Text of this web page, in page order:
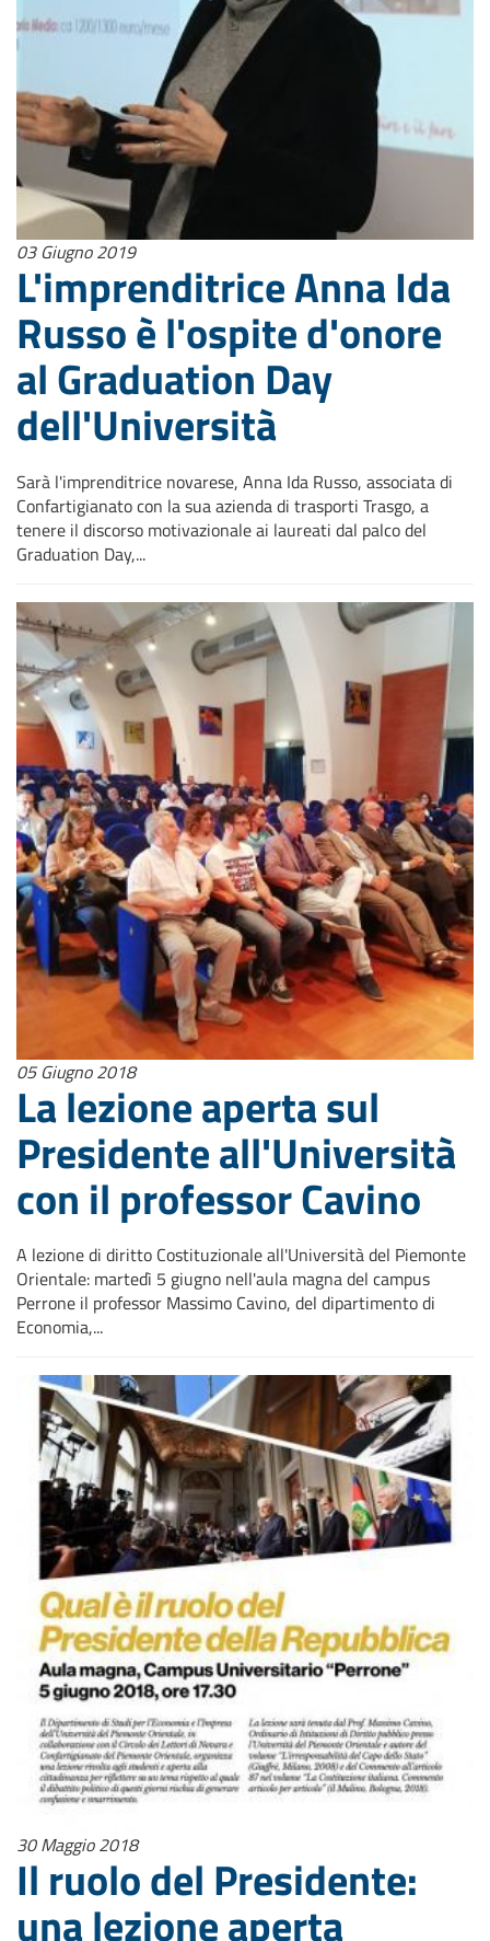
03 Giugno 2019
L'imprenditrice Anna Ida
Russo è l'ospite d'onore
al Graduation Day
dell'Università
Sarà l'imprenditrice novarese, Anna Ida Russo, associata di
Confartigianato con la sua azienda di trasporti Trasgo, a
tenere il discorso motivazionale ai laureati dal palco del
Graduation Day,...
05 Giugno 2018
La lezione aperta sul
Presidente all'Università
con il professor Cavino
A lezione di diritto Costituzionale all'Università del Piemonte
Orientale: martedì 5 giugno nell'aula magna del campus
Perrone il professor Massimo Cavino, del dipartimento di
Economia,...
30 Maggio 2018
Il ruolo del Presidente:
una lezione aperta